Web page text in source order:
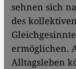
sehnen sich
des
ermöglichen.
Alltagsleben